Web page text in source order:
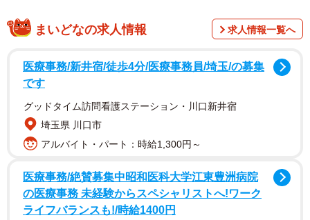
そんなどちらが「正解」なのか判断が難しい「子どもの早
順調に就活成功したはずなのに「仕事に飽きた。
このままでは成長できない」
Aさん（関東在住、50代、主婦）は新卒からずっと同じ大
手メーカーに勤める夫と、1年前に大学を卒業し、大手IT企
Bさんは子どもの頃から要領のよいタイプで、生徒会や部活
動をそつなくこなし、大学推薦枠が多いと定評ある私立高
まいどなの求人情報 求人情報一覧へ
医療事務/新井宿/徒歩4分/医療事務員/埼玉/の募集
です
グッドタイム訪問看護ステーション・川口新井宿
埼玉県 川口市
アルバイト・パート：時給1,300円～
医療事務/絶賛募集中昭和医科大学江東豊洲病院
の医療事務 未経験からスペシャリストへ!ワーク
ライフバランスも!/時給1400円